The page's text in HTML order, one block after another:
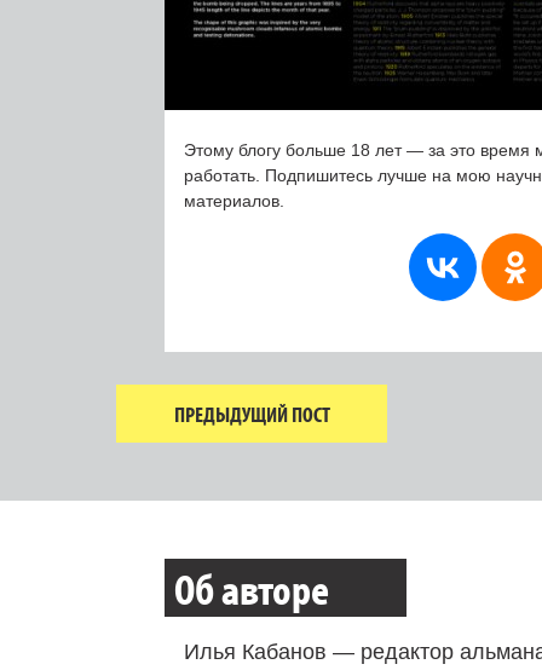
Этому блогу больше 18 лет — за это время
работать. Подпишитесь лучше на мою
материалов.
ПРЕДЫДУЩИЙ ПОСТ
Об авторе
Илья Кабанов — редактор